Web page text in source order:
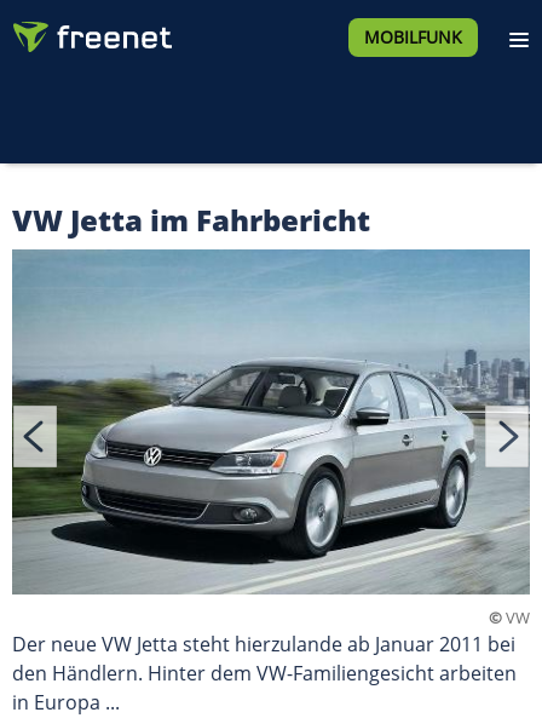
MOBILFUNK
VW Jetta im Fahrbericht
©VW
Der neue VW Jetta steht hierzulande ab Januar 2011 bei
den Händlern. Hinter dem VW-Familiengesicht arbeiten
in Europa ...